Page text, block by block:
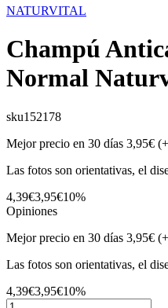
NATURVITAL
Champú
Normal
sku152178
Mejor precio en 30 días 3,95€
Las fotos son orientativas, el
4,39€3,95€10%
Opiniones
Mejor precio en 30 días 3,95€
Las fotos son orientativas, el
4,39€3,95€10%